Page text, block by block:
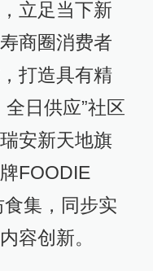
立足当下新
商圈消费者
打造具有精
日供应”社区
安新天地旗
FOODIE
集，同步实
容创新。